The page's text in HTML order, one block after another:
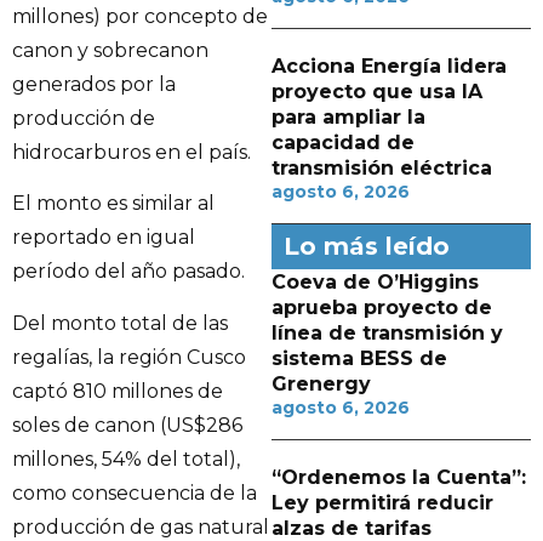
millones) por concepto de
canon y sobrecanon
generados por la
producción de
hidrocarburos en el país.
El monto es similar al
reportado en igual
período del año pasado.
Del monto total de las
regalías, la región Cusco
captó 810 millones de
soles de canon (US$286
millones, 54% del total),
como consecuencia de la
producción de gas natural
Acciona Energía lidera
proyecto que usa IA
para ampliar la
capacidad de
transmisión eléctrica
agosto 6, 2026
Lo más leído
Coeva de O’Higgins
aprueba proyecto de
línea de transmisión y
sistema BESS de
Grenergy
agosto 6, 2026
“Ordenemos la Cuenta”:
Ley permitirá reducir
alzas de tarifas